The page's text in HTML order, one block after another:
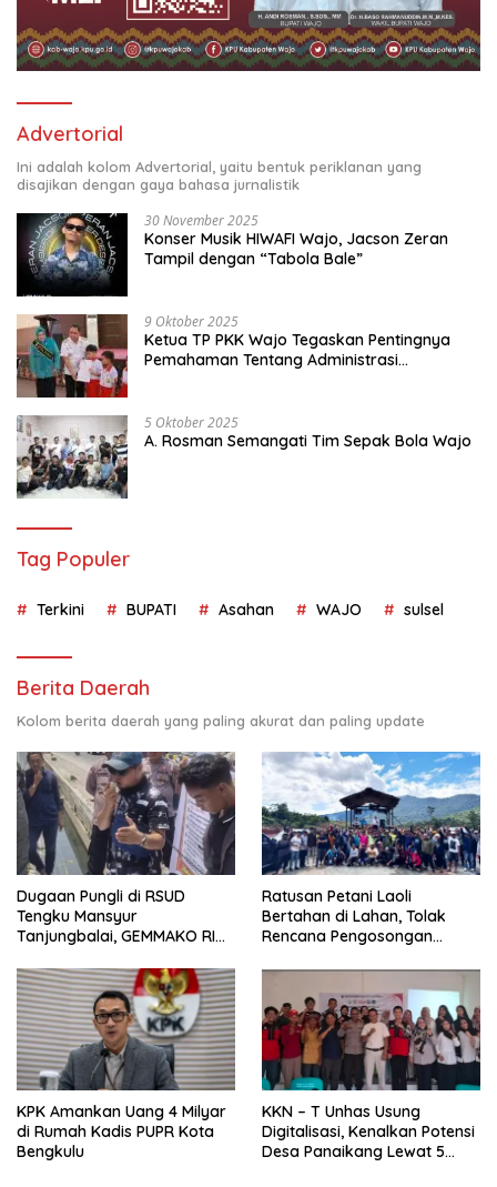
Advertorial
Ini adalah kolom Advertorial, yaitu bentuk periklanan yang
disajikan dengan gaya bahasa jurnalistik
30 November 2025
Konser Musik HIWAFI Wajo, Jacson Zeran
Tampil dengan “Tabola Bale”
9 Oktober 2025
Ketua TP PKK Wajo Tegaskan Pentingnya
Pemahaman Tentang Administrasi
5 Oktober 2025
A. Rosman Semangati Tim Sepak Bola Wajo
Tag Populer
Terkini BUPATI Asahan WAJO sulsel
Berita Daerah
Kolom berita daerah yang paling akurat dan paling update
Dugaan Pungli di RSUD
Tengku Mansyur
Tanjungbalai, GEMMAKO RI
Tuntas
Ratusan Petani Laoli
Bertahan di Lahan, Tolak
Rencana Pengosongan
KPK Amankan Uang 4 Milyar
di Rumah Kadis PUPR Kota
Bengkulu
KKN – T Unhas Usung
Digitalisasi, Kenalkan Potensi
Desa Panaikang Lewat 5